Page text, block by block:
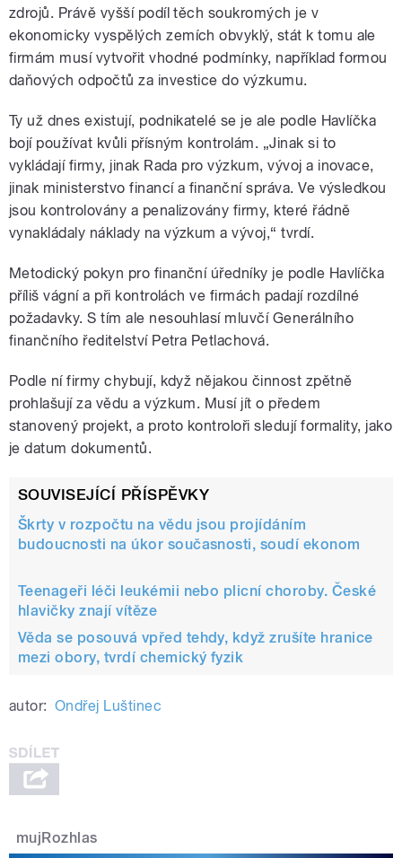
zdrojů. Právě vyšší podíl těch soukromých je v
ekonomicky vyspělých zemích obvyklý, stát k tomu ale
firmám musí vytvořit vhodné podmínky, například formou
daňových odpočtů za investice do výzkumu.
Ty už dnes existují, podnikatelé se je ale podle Havlíčka
bojí používat kvůli přísným kontrolám. „Jinak si to
vykládají firmy, jinak Rada pro výzkum, vývoj a inovace,
jinak ministerstvo financí a finanční správa. Ve výsledkou
jsou kontrolovány a penalizovány firmy, které řádně
vynakládaly náklady na výzkum a vývoj,“ tvrdí.
Metodický pokyn pro finanční úředníky je podle Havlíčka
příliš vágní a při kontrolách ve firmách padají rozdílné
požadavky. S tím ale nesouhlasí mluvčí Generálního
finančního ředitelství Petra Petlachová.
Podle ní firmy chybují, když nějakou činnost zpětně
prohlašují za vědu a výzkum. Musí jít o předem
stanovený projekt, a proto kontroloři sledují formality, jako
je datum dokumentů.
SOUVISEJÍCÍ PŘÍSPĚVKY
Škrty v rozpočtu na vědu jsou projídáním
budoucnosti na úkor současnosti, soudí ekonom
Teenageři léči leukémii nebo plicní choroby. České
hlavičky znají vítěze
Věda se posouvá vpřed tehdy, když zrušíte hranice
mezi obory, tvrdí chemický fyzik
autor: Ondřej Luštinec
mujRozhlas